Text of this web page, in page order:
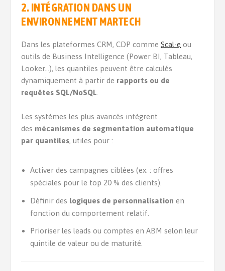
2. INTÉGRATION DANS UN
ENVIRONNEMENT MARTECH
Dans les plateformes CRM, CDP commeScal-e ou
outils de Business Intelligence (Power BI, Tableau,
Looker…), les quantiles peuvent être calculés
dynamiquement à partir de rapports ou de
requêtes SQL/NoSQL
Les systèmes les plus avancés intègrent
des mécanismes de segmentation automatique
par quantiles, utiles pour :
Activer des campagnes ciblées (ex. : offres
spéciales pour le top 20 % des clients).
Définir des logiques de personnalisation en
fonction du comportement relatif.
Prioriser les leads ou comptes en ABM selon leur
quintile de valeur ou de maturité.